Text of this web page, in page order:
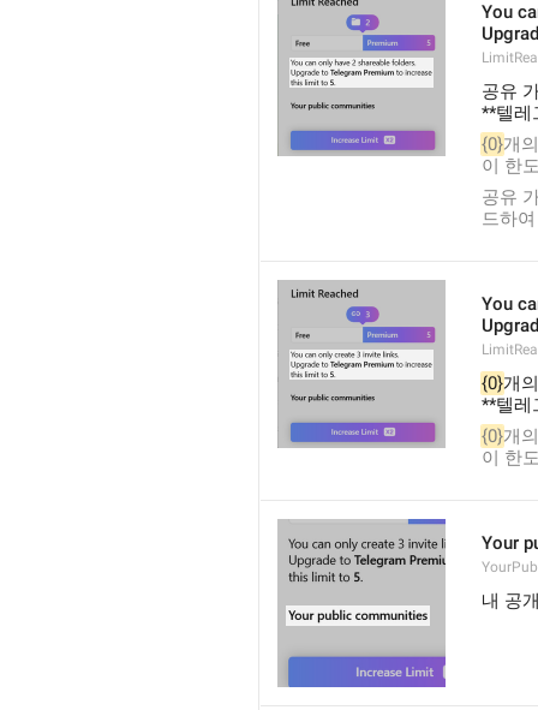
You
공유
**텔레
{0}개
이 한
공유
드하
You
{0}개
**텔레
{0}개
이 한
Your
내 공